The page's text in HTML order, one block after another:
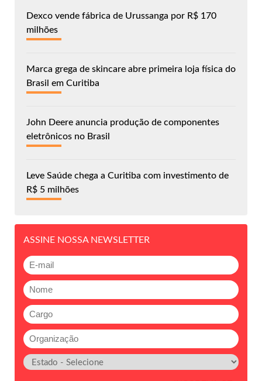
Dexco vende fábrica de Urussanga por R$ 170
milhões
Marca grega de skincare abre primeira loja física do
Brasil em Curitiba
John Deere anuncia produção de componentes
eletrônicos no Brasil
Leve Saúde chega a Curitiba com investimento de
R$ 5 milhões
ASSINE NOSSA NEWSLETTER